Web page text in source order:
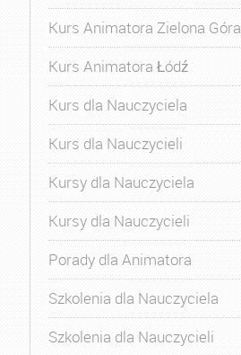
Kurs Animatora Zielona Góra
Kurs Animatora Łódź
Kurs dla Nauczyciela
Kurs dla Nauczycieli
Kursy dla Nauczyciela
Kursy dla Nauczycieli
Porady dla Animatora
Szkolenia dla Nauczyciela
Szkolenia dla Nauczycieli